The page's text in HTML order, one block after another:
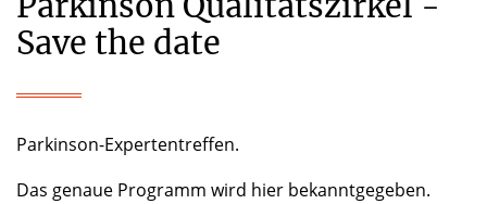
Save the date
Parkinson-Expertentreffen.
Das genaue Programm wird hier bekanntgegeben.